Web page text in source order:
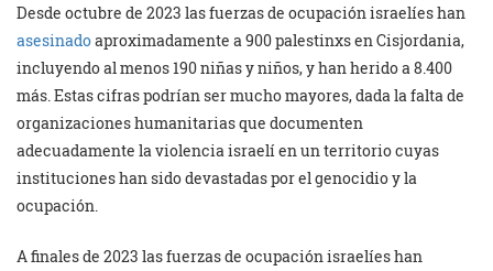
Desde octubre de 2023 las fuerzas de ocupación israelíes han
asesinadoaproximadamente a 900 palestinxs en Cisjordania,
incluyendo al menos 190 niñas y niños, y han herido a 8.400
más. Estas cifras podrían ser mucho mayores, dada la falta de
organizaciones humanitarias que documenten
adecuadamente la violencia israelí en un territorio cuyas
instituciones han sido devastadas por el genocidio y la
ocupación.
A finales de 2023 las fuerzas de ocupación israelíes han